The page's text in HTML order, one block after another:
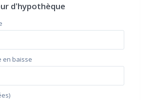
d'hypothèque
en baisse